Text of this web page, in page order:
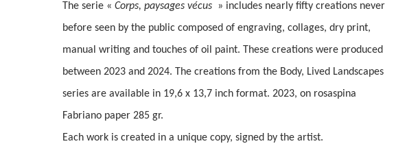
The serie «Corps, paysages vécus » includes nearly fifty creations never
before seen by the public composed of engraving, collages, dry print,
manual writing and touches of oil paint. These creations were produced
between 2023 and 2024. The creations from the Body, Lived Landscapes
series are available in 19,6 x 13,7 inch format. 2023, on rosaspina
Fabriano paper 285 gr.
Each work is created in a unique copy, signed by the artist.